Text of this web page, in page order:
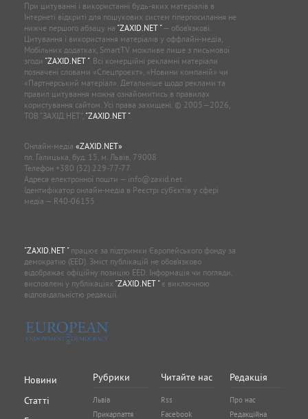
При цитуванні і використанні будь-яких матеріалів в
Інтернеті відкриті для пошукових систем гіперпосилання не
нижче першого абзацу на "ZAXID.NET "— обов’язкові.
Цитування і використання матеріалів у оффлайн-медіа,
Мобільних додатках, SmartTV можливе лише з письмової
згоди "ZAXID.NET ". Всі комерційні рекламні матеріали
позначені словами «Спецпроєкт», «Новини компаній» чи
«Партнерський матеріал». Детальніше щодо реклами та
правил цитування можна ознайомитись в правилах
користування сайтом. Усі права захищені. © 2005—2026,
ТОВ “ЗАХІД.НЕТ”, "ZAXID.NET ".
Онлайн-медіа «ZAXID.NET»
пл. Галицька, буд. 15, м. Львів, 79008
Телефон +380 (32) 229-77-77
Адреса електронної пошти — info@zaxid.net
Ідентифікатор онлайн-медіа в Реєстрі суб'єктів у сфері
медіа — R40-06155
"ZAXID.NET "працює за підтримки Європейського фонду за
демократію (EED). Зміст публікацій не обов’язково
відображає офіційну позицію EED. Інформація чи погляди,
висловлені у публікаціях "ZAXID.NET "є виключною
відповідальністю редакції.
Новини
Статті
Рубрики
Львів
Прикарпаття
Читайте нас
Rss
Facebook
Редакція
Про нас
Редакційна